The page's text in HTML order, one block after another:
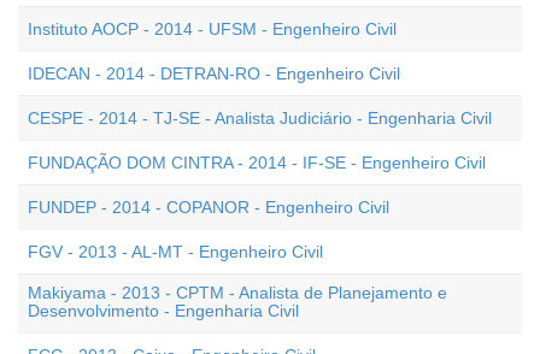
Instituto AOCP - 2014 - UFSM - Engenheiro Civil
IDECAN - 2014 - DETRAN-RO - Engenheiro Civil
CESPE - 2014 - TJ-SE - Analista Judiciário - Engenharia Civil
FUNDAÇÃO DOM CINTRA - 2014 - IF-SE - Engenheiro Civil
FUNDEP - 2014 - COPANOR - Engenheiro Civil
FGV - 2013 - AL-MT - Engenheiro Civil
Makiyama - 2013 - CPTM - Analista de Planejamento e
Desenvolvimento - Engenharia Civil